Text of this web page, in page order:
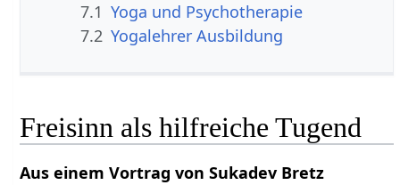
7.1 Yoga und Psychotherapie
7.2 Yogalehrer Ausbildung
Freisinn als hilfreiche Tugend
Aus einem Vortrag von Sukadev Bretz